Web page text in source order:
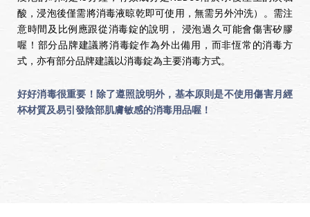
酸，浸泡後僅需將消毒液晾乾即可使用，無需另外沖洗）。需注
意時間及比例應跟從消毒錠的說明， 浸泡過久可能會傷害矽膠
喔！部分品牌建議將消毒錠作為外出備用，而非恆常的消毒方
式，亦有部分品牌建議以消毒錠為主要消毒方式。
好好消毒很重要！除了遵照說明外，基本原則是不使用傷害月經
杯材質及易引發陰部肌膚敏感的消毒用品喔！